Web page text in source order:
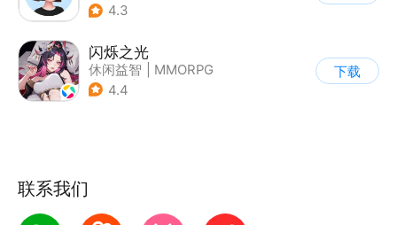
4.3
闪烁之光
休闲益智
MMORPG
| 战争
4.4
下载
联系我们